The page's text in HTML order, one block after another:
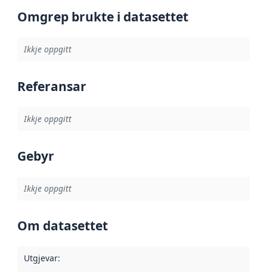
Omgrep brukte i datasettet
Ikkje oppgitt
Referansar
Ikkje oppgitt
Gebyr
Ikkje oppgitt
Om datasettet
Utgjevar: